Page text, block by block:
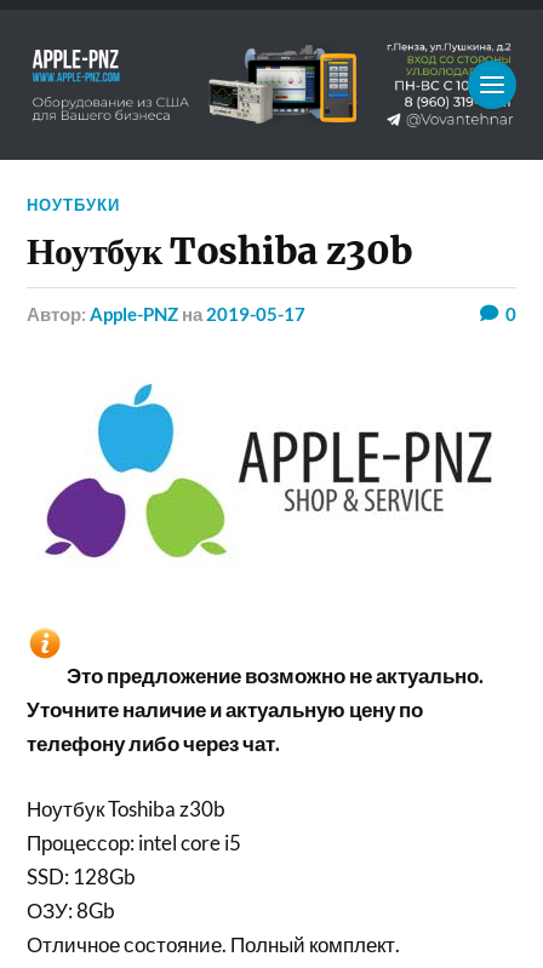
НОУТБУКИ
Ноутбук Toshiba z30b
Автор:Apple-PNZ на 2019-05-17 0
Это предложение возможно не актуально.
Уточните наличие и актуальную цену по
телефону либо через чат.
Ноутбук Toshiba z30b
Процессор: intel core i5
SSD: 128Gb
ОЗУ: 8Gb
Отличное состояние. Полный комплект.